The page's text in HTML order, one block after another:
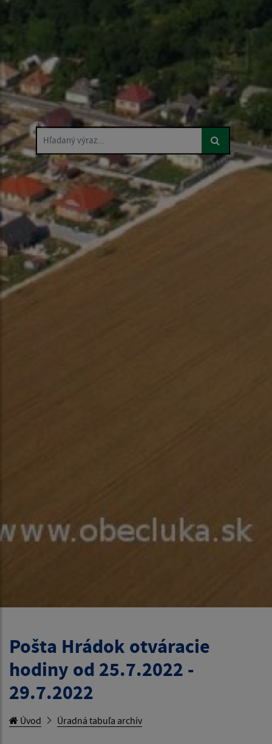
Hľadaný výraz...
Pošta Hrádok otváracie
hodiny od 25.7.2022 -
29.7.2022
Úvod Úradná tabuľa archív